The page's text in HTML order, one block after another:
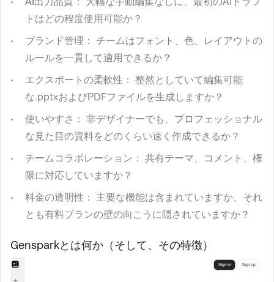
トはどの程度使用可能か？
ブランド管理： チームはフォント、色、レイアウトの
ルールを一貫して適用できるか？
エクスポートの柔軟性： 整然としていて編集可能
な.pptxおよびPDFファイルを生成しますか？
使いやすさ： 非デザイナーでも、プロフェッショナル
な見た目の資料をどのくらい速く作成できるか？
チームコラボレーション： 共有テーマ、コメント、権
限に対応していますか？
料金の透明性： 主要な機能は含まれていますか、それ
とも有料プランの壁の向こうに隠されていますか？
Gensparkとは何か（そして、その特徴）